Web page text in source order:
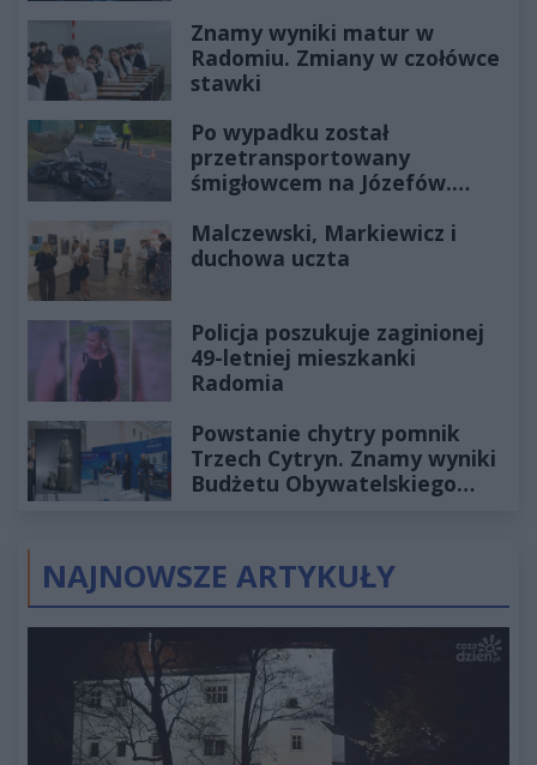
Znamy wyniki matur w
Radomiu. Zmiany w czołówce
stawki
Po wypadku został
przetransportowany
śmigłowcem na Józefów.
Malczewski, Markiewicz i
duchowa uczta
Policja poszukuje zaginionej
49-letniej mieszkanki
Radomia
Powstanie chytry pomnik
Trzech Cytryn. Znamy wyniki
Budżetu Obywatelskiego
NAJNOWSZE ARTYKUŁY